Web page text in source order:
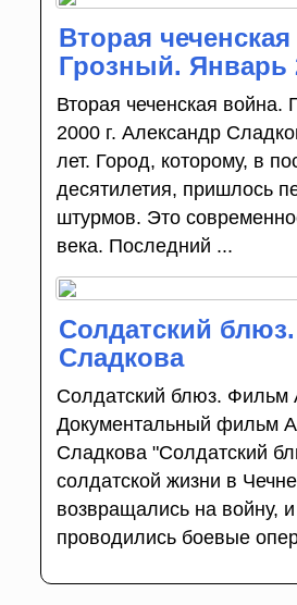
Вторая
Грозный. Январь
Вторая чеченская война.
2000 г. Александр
лет. Город, которому, в
десятилетия, пришлось
штурмов. Это
века. Последний ...
Солдатский
Сладкова
Солдатский блюз. Фильм
Документальный фильм
Сладкова "Солдатский
солдатской жизни в
возвращались на войну, и
проводились боевые